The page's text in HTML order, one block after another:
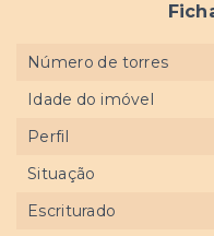
Número de torres
Idade do imóvel
Perfil
Situação
Escriturado